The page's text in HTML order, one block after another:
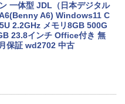
| MEM:8GB | SSD:25
| DVDマルチ | 無線LAN:
| Webカメラ内蔵 | Win11
アダプター付属
一体型 JDL（日本デジタル
A6) Windows11 C
2.2GHz メモリ8GB 500G
23.8インチ Office付き 無
保証 wd2702 中古